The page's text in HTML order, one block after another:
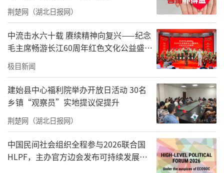
荆楚网（湖北日报网）
中流击水六十载 赓续精神向复兴——纪念
毛主席畅游长江60周年红色文化公益盛典
在武汉举办
极目新闻
建始县中心福利院举办开放日活动 30名
乡镇“观察员”实地提议促提升
荆楚网（湖北日报网）
中国民间社会组织全程参与2026联合国
HLPF，主办官方边会发布可持续发展标